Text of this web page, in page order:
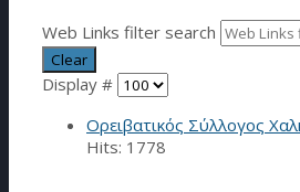
Web Links filter search
Clear
Display #
Ορειβατικός Σύλλογος
Hits: 1778